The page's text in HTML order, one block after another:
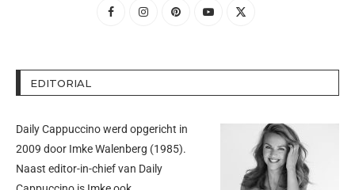
EDITORIAL
Daily Cappuccino werd opgericht in
2009 door Imke Walenberg (1985).
Naast editor-in-chief van Daily